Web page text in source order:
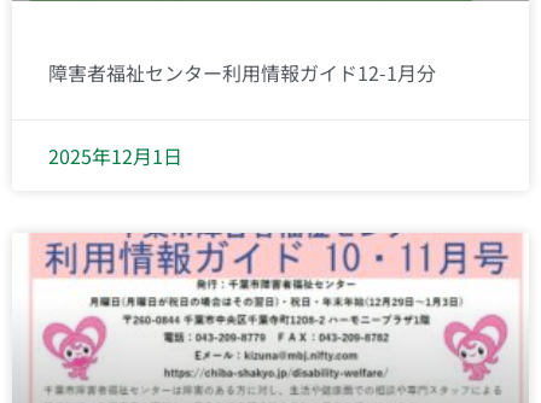
障害者福祉センター利用情報ガイド12-1月分
2025年12月1日